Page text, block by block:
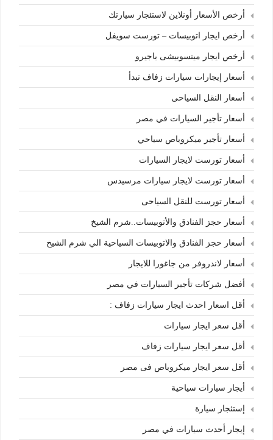
أرخص الأسعار أونلاين لاستئجار سيارتك
أرخص ايجار اتوبيسات – تورست سويفل
أرخص ايجار ميتسوبيشى باجيرو
أسعار إيجارات سيارات زفاف تبدأ
أسعار النقل السياحى
أسعار تأجير السيارات في مصر
أسعار تأجير ميكروباص سياحي
أسعار تورست لايجار السيارات
أسعار تورست لايجار سيارات مرسيدس
أسعار تورست للنقل السياحى
أسعار حجز الفنادق والأتوبيسات..شرم الشيخ
أسعار حجز الفنادق والاتوبيسات السياحية الي شرم الشيخ
أسعار لاندروفر من جاغورا للايجار
أفضل شركات تأجير السيارات في مصر
أقل اسعار احدث ايجار سيارات زفاف :
أقل سعر ايجار سيارات
أقل سعر ايجار سيارات زفاف
أقل سعر ايجار ميكروباص فى مصر
أيجار سيارات سياحية
إستئجار سيارة
إيجار أحدث سيارات في مصر